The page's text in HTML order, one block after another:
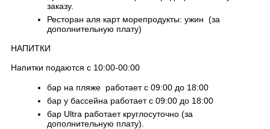
заказу.
Ресторан аля карт морепродукты: ужин (за
дополнительную плату)
НАПИТКИ
Напитки подаются с 10:00-00:00
бар на пляже работает с 09:00 до 18:00
бар у бассейна работает с 09:00 до 18:00
бар Ultra работает круглосуточно (за
дополнительную плату).